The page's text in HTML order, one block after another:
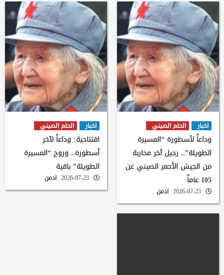
اخبار الحلم الصيني
وداعاً لأسطورة “المسيرة
الطويلة”.. رحيل آخر محاربة
من الجيش الأحمر الصيني عن
105 عاماً
ادمن
اخبار الحلم الصيني
افتتاحية: وداعاً لآخر
أسطورة.. وروح “المسيرة
الطويلة” باقية
ادمن